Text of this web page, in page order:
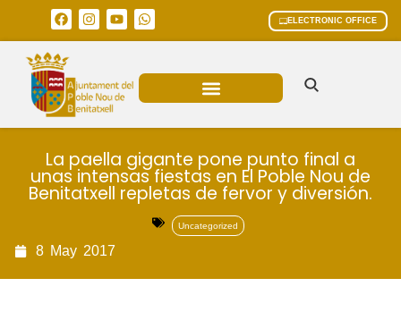
ELECTRONIC OFFICE
La paella gigante pone punto final a
unas intensas fiestas en El Poble Nou de
Benitatxell repletas de fervor y diversión.
Uncategorized
8 May 2017